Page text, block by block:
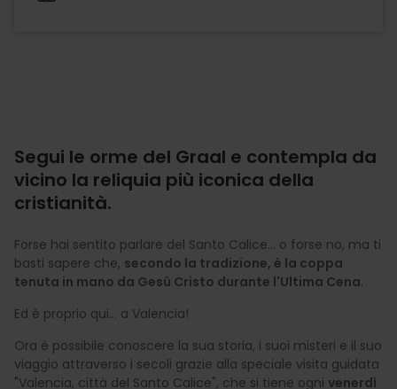
Segui le orme del Graal e contempla da
vicino la reliquia più iconica della
cristianità.
Forse hai sentito parlare del Santo Calice... o forse no, ma ti
basti sapere che, secondo la tradizione, è la coppa
tenuta in mano da Gesù Cristo durante l'Ultima Cena.
Ed è proprio qui... a Valencia!
Ora è possibile conoscere la sua storia, i suoi misteri e il suo
viaggio attraverso i secoli grazie alla speciale visita guidata
"Valencia, città del Santo Calice", che si tiene ogni venerdì